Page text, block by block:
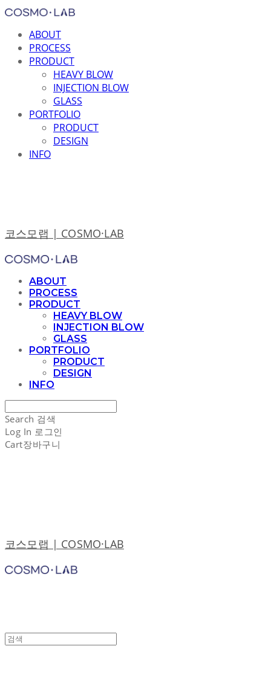
ABOUT
PROCESS
PRODUCT
HEAVY BLOW
INJECTION BLOW
GLASS
PORTFOLIO
PRODUCT
DESIGN
INFO
코스모랩 | COSMO·LAB
ABOUT
PROCESS
PRODUCT
HEAVY BLOW
INJECTION BLOW
GLASS
PORTFOLIO
PRODUCT
DESIGN
INFO
Search 검색
Log In 로그인
Cart장바구니
코스모랩 | COSMO·LAB